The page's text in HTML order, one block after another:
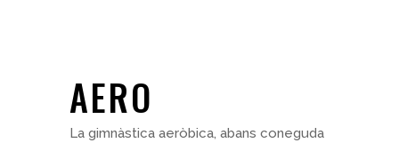
AERO
La gimnàstica aeròbica, abans coneguda